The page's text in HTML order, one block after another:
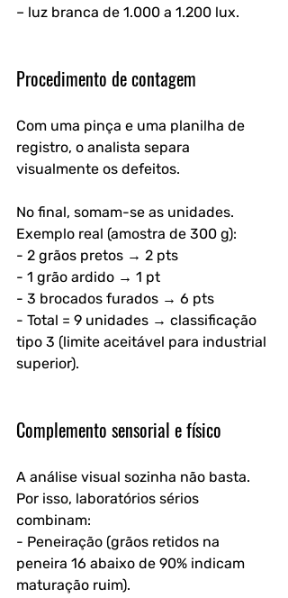
– luz branca de 1.000 a 1.200 lux.
Procedimento de contagem
Com uma pinça e uma planilha de
registro, o analista separa
visualmente os defeitos.
No final, somam-se as unidades.
Exemplo real (amostra de 300 g):
- 2 grãos pretos → 2 pts
- 1 grão ardido → 1 pt
- 3 brocados furados → 6 pts
- Total = 9 unidades → classificação
tipo 3 (limite aceitável para industrial
superior).
Complemento sensorial e físico
A análise visual sozinha não basta.
Por isso, laboratórios sérios
combinam:
- Peneiração (grãos retidos na
peneira 16 abaixo de 90% indicam
maturação ruim).